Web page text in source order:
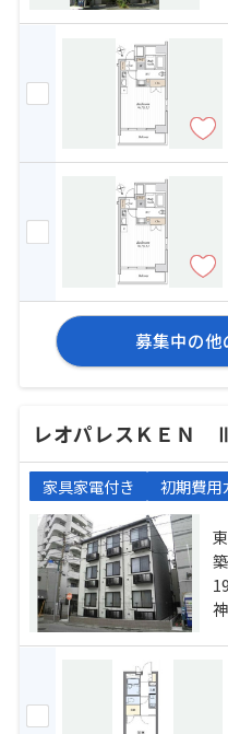
募集中の他
レオパレスＫＥＮ
家具家電付き 初期費用